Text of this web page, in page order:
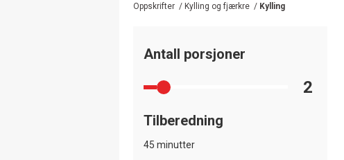
Oppskrifter / Kylling og fjærkre / Kylling
Antall porsjoner
2
Tilberedning
45 minutter